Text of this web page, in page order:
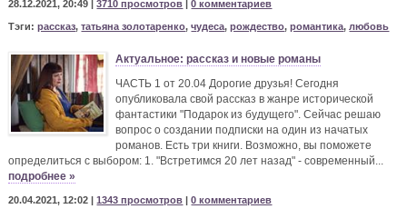
28.12.2021, 20:49 |3710 просмотров |0 комментариев
Тэги:рассказ,татьяна золотаренко,чудеса,рождество,романтика, любовь
Актуальное: рассказ и новые романы
ЧАСТЬ 1 от 20.04 Дорогие друзья! Сегодня
опубликовала свой рассказ в жанре исторической
фантастики "Подарок из будущего". Сейчас решаю
вопрос о создании подписки на один из начатых
романов. Есть три книги. Возможно, вы поможете
определиться с выбором: 1. "Встретимся 20 лет назад" - современный...
подробнее »
20.04.2021, 12:02 |1343 просмотров |0 комментариев